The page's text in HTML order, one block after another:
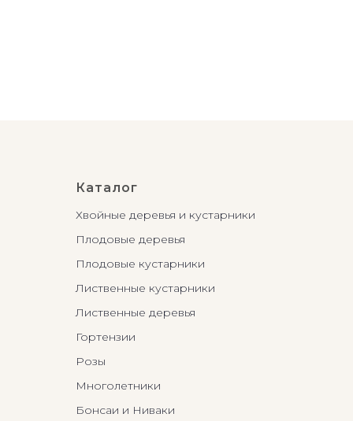
Каталог
Хвойные деревья и кустарники
Плодовые деревья
Плодовые кустарники
Лиственные кустарники
Лиственные деревья
Гортензии
Розы
Многолетники
Бонсаи и Ниваки